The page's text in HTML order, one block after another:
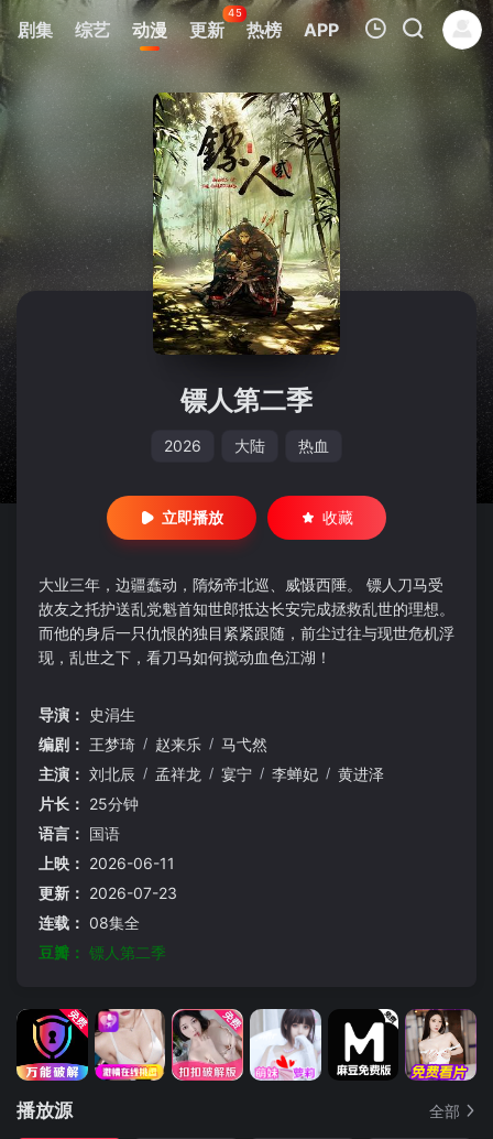
剧集 综艺 动漫 更新
45
热榜 APP
我的观影记录
暂无观看影片的记录
镖人第二季
2026 大陆 热血
立即播放 收藏
大业三年，边疆蠢动，隋炀帝北巡、威慑西陲。 镖人刀马受
故友之托护送乱党魁首知世郎抵达长安完成拯救乱世的理想。
而他的身后一只仇恨的独目紧紧跟随，前尘过往与现世危机浮
现，乱世之下，看刀马如何搅动血色江湖！
导演：
史涓生
编剧： 王梦琦 / 赵来乐 / 马弋然
主演： 刘北辰 / 孟祥龙 / 宴宁 / 李蝉妃 / 黄进泽
片长： 25分钟
语言： 国语
上映： 2026-06-11
更新： 2026-07-23
连载： 08集全
豆瓣： 镖人第二季
播放源 全部